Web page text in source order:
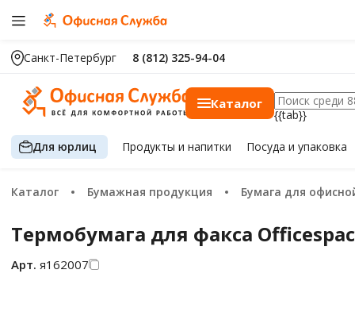
Санкт-Петербург 8 (812) 325-94-04
Каталог
{{tab}}
Для юрлиц Продуктыи напитки Посуда и упаковка
Каталог Бумажная продукция Бумага для офисной
Термобумага для факса
Арт. я162007